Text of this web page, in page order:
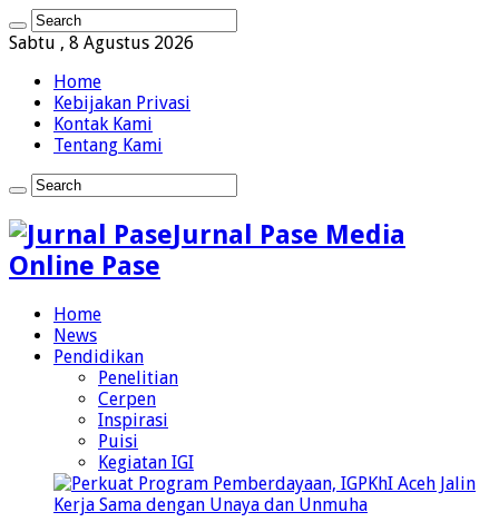
Sabtu , 8 Agustus 2026
Home
Kebijakan Privasi
Kontak Kami
Tentang Kami
Jurnal Pase Media
Online Pase
Home
News
Pendidikan
Penelitian
Cerpen
Inspirasi
Puisi
Kegiatan IGI